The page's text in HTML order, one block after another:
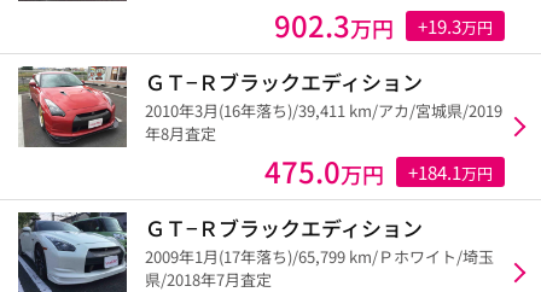
902.3万円 +19.3万円
ＧＴ−Ｒブラックエディション
2010年3月(16年落ち)/39,411 km/アカ/宮城県/2019
年8月査定
475.0万円 +184.1万円
ＧＴ−Ｒブラックエディション
2009年1月(17年落ち)/65,799 km/Ｐホワイト/埼玉
県/2018年7月査定